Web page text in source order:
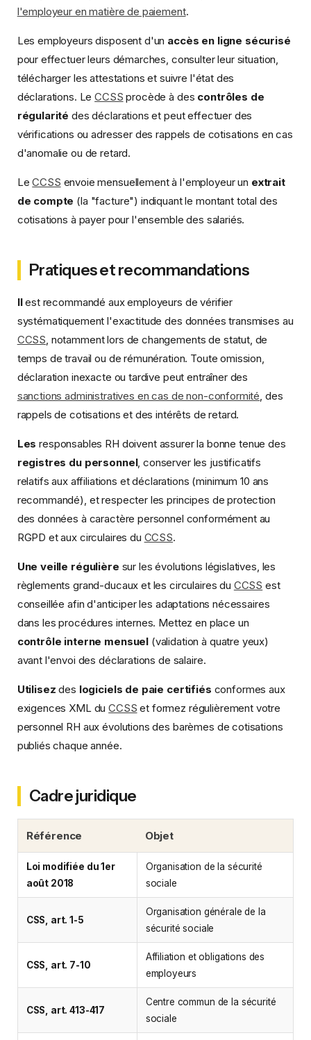
l'employeur en matière de paiement.
Les employeurs disposent d'un accès en ligne sécurisé
pour effectuer leurs démarches, consulter leur situation,
télécharger les attestations et suivre l'état des
déclarations. LeCCSS procède à des contrôles de
régularité des déclarations et peut effectuer des
vérifications ou adresser des rappels de cotisations en cas
d'anomalie ou de retard.
LeCCSS envoie mensuellement à l'employeur un extrait
de compte (la "facture") indiquant le montant total des
cotisations à payer pour l'ensemble des salariés.
Pratiques et recommandations
Ilest recommandé aux employeurs de vérifier
systématiquement l'exactitude des données transmises au
CCSS , notamment lors de changements de statut, de
temps de travail ou de rémunération. Toute omission,
déclaration inexacte ou tardive peut entraîner des
sanctions administratives en cas de non-conformité , des
rappels de cotisations et des intérêts de retard.
Les responsables RH doivent assurer la bonne tenue des
registres du personnel, conserver les justificatifs
relatifs aux affiliations et déclarations (minimum 10 ans
recommandé), et respecter les principes de protection
des données à caractère personnel conformément au
RGPD et aux circulaires du CCSS.
Une veille régulière sur les évolutions législatives, les
règlements grand-ducaux et les circulaires du CCSS est
conseillée afin d'anticiper les adaptations nécessaires
dans les procédures internes. Mettez en place un
contrôle interne mensuel (validation à quatre yeux)
avant l'envoi des déclarations de salaire.
Utilisez des logiciels de paie certifiés conformes aux
exigences XML duCCSS et formez régulièrement votre
personnel RH aux évolutions des barèmes de cotisations
publiés chaque année.
Cadre juridique
Référence Objet
Loi modifiée du 1er
août 2018
Organisation de la sécurité
sociale
CSS, art. 1-5
Organisation générale de la
sécurité sociale
CSS, art. 7-10
Affiliation et obligations des
employeurs
CSS, art. 413-417
Centre commun de la sécurité
sociale